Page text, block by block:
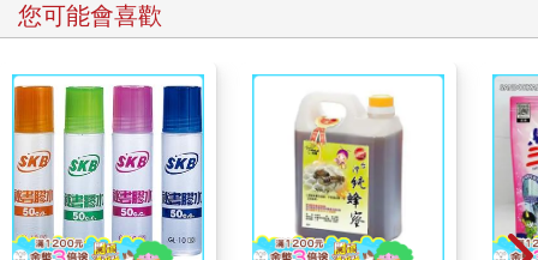
內供仍然皺著眉頭，一臉不服氣地照弟子說的做。
燙了第二次之後，把鼻子抽出來一看，確實比平時短了很多，跟
邊很難為情又膽怯地，往弟子遞過來的鏡子裡窺視。
鼻子──原本垂到下巴的鼻子神奇地縮水了，僅僅茍延殘喘地掛在
嘴脣上。鼻子上到處都是斑駁的紅痕，大概是用腳踩踏時留下的
吧！這樣一來，肯定再也不會被任何人嘲笑了吧──鏡子裡的內
供，很滿意地對鏡子外的內供眨了眨眼。
但是，那一天內供還是整天都很不安，深怕鼻子又會再度變長。
所以，無論是誦經還是用餐的時候，只要一有空檔，他就會伸手
您可能會喜歡